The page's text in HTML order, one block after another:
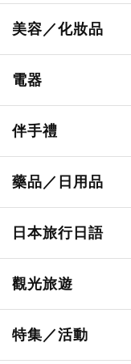
所有
甜點・菓子
人氣店鋪美食
必吃的日式早餐
日本酒達人
美容／化妝品
所有
便利商店化妝品
藥妝店化妝品
電器
所有
健康/美容儀器
廚房家電
伴手禮
所有
伴手禮排行榜
免稅商店
藥品／日用品
所有
百圓商店
日常用藥
日本旅行日語
所有
觀光旅遊
所有
特集／活動